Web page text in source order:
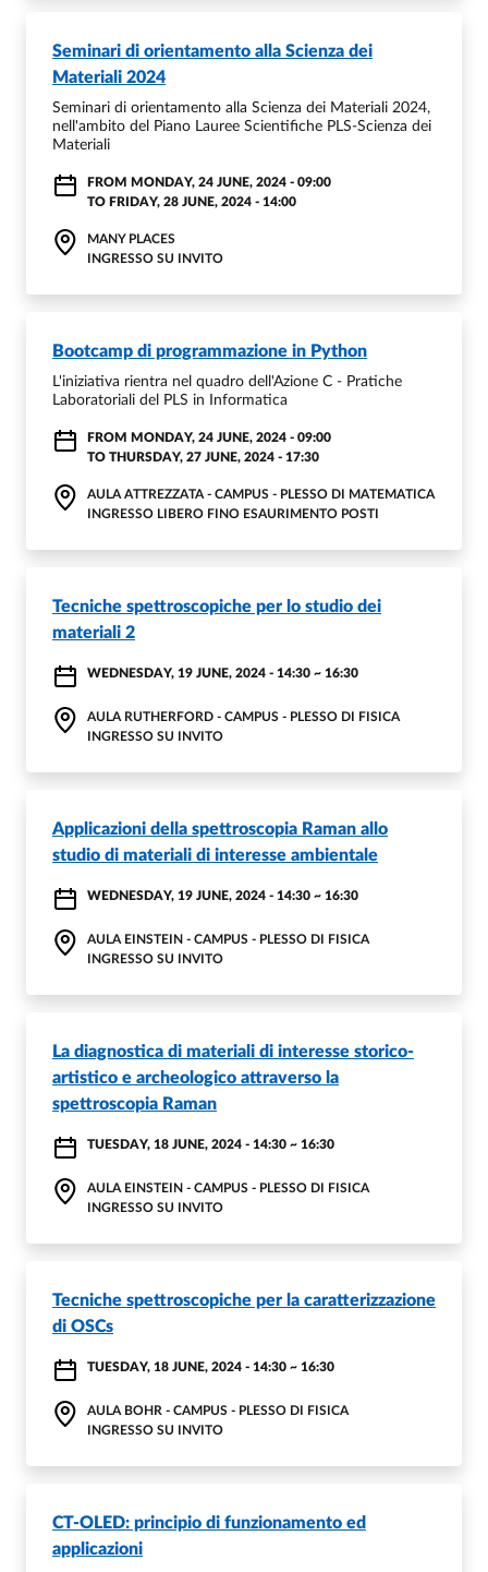
Seminari di orientamento alla Scienza dei
Materiali 2024
Seminari di orientamento alla Scienza dei Materiali 2024,
nell'ambito del Piano Lauree Scientifiche PLS-Scienza dei
Materiali
FROM MONDAY, 24 JUNE, 2024 - 09:00
TO FRIDAY, 28 JUNE, 2024 - 14:00
MANY PLACES
INGRESSO SU INVITO
Bootcamp di programmazione in Python
L'iniziativa rientra nel quadro dell'Azione C - Pratiche
Laboratoriali del PLS in Informatica
FROM MONDAY, 24 JUNE, 2024 - 09:00
TO THURSDAY, 27 JUNE, 2024 - 17:30
AULA ATTREZZATA - CAMPUS - PLESSO DI MATEMATICA
INGRESSO LIBERO FINO ESAURIMENTO POSTI
Tecniche spettroscopiche per lo studio dei
materiali 2
WEDNESDAY, 19 JUNE, 2024 - 14:30 ~ 16:30
AULA RUTHERFORD - CAMPUS - PLESSO DI FISICA
INGRESSO SU INVITO
Applicazioni della spettroscopia Raman allo
studio di materiali di interesse ambientale
WEDNESDAY, 19 JUNE, 2024 - 14:30 ~ 16:30
AULA EINSTEIN - CAMPUS - PLESSO DI FISICA
INGRESSO SU INVITO
La diagnostica di materiali di interesse storico-
artistico e archeologico attraverso la
spettroscopia Raman
TUESDAY, 18 JUNE, 2024 - 14:30 ~ 16:30
AULA EINSTEIN - CAMPUS - PLESSO DI FISICA
INGRESSO SU INVITO
Tecniche spettroscopiche per la caratterizzazione
di OSCs
TUESDAY, 18 JUNE, 2024 - 14:30 ~ 16:30
AULA BOHR - CAMPUS - PLESSO DI FISICA
INGRESSO SU INVITO
CT-OLED: principio di funzionamento ed
applicazioni